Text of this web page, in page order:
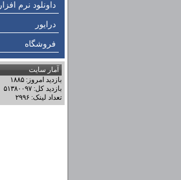
داونلود نرم افزار
درایور
فروشگاه
آمار سایت
بازدید امروز: ۱۸۸۵
بازدید کل: ۵۱۳۸۰۰۹۷
تعداد لینک: ۲۹۹۶